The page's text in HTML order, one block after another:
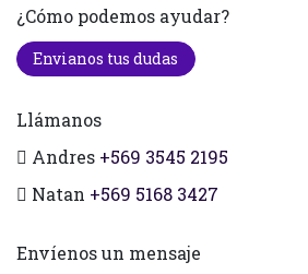
¿Cómo podemos ayudar?
Envianos tus dudas
Llámanos
Andres +569 3545 2195
Natan +569 5168 3427
Envíenos un mensaje